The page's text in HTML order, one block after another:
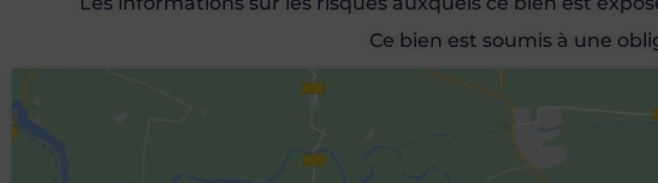
Ce bien est soumis à une